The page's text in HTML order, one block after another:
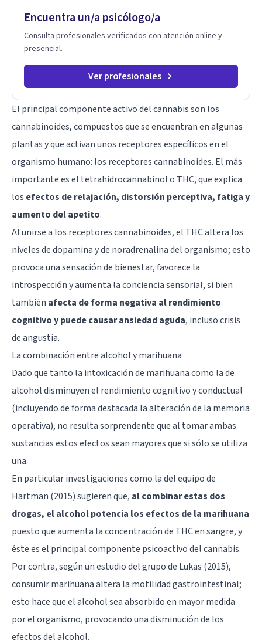
Encuentra un/a psicólogo/a
Consulta profesionales verificados con atención online y
presencial.
Ver profesionales
El principal componente activo del cannabis son los
cannabinoides, compuestos que se encuentran en algunas
plantas y que activan unos receptores específicos en el
organismo humano: los receptores cannabinoides. El más
importante es el tetrahidrocannabinol o THC, que explica
los efectos de relajación, distorsión perceptiva, fatiga y
aumento del apetito.
Al unirse a los receptores cannabinoides, el THC altera los
niveles dedopaminay de noradrenalina del organismo; esto
provoca una sensación de bienestar, favorece la
introspección y aumenta la conciencia sensorial, si bien
también afecta de forma negativa al rendimiento
cognitivo y puede causar ansiedad aguda, incluso crisis
de angustia.
La combinación entre alcohol y marihuana
Dado que tanto la intoxicación de marihuana como la de
alcohol disminuyen el rendimiento cognitivo y conductual
(incluyendo de forma destacada la alteración de la memoria
operativa), no resulta sorprendente que al tomar ambas
sustancias estos efectos sean mayores que si sólo se utiliza
una.
En particular investigaciones como la del equipo de
Hartman (2015) sugieren que, al combinar estas dos
drogas, el alcohol potencia los efectos de la marihuana
puesto que aumenta la concentración de THC en sangre, y
éste es el principal componente psicoactivo del cannabis.
Por contra, según un estudio del grupo de Lukas (2015),
consumir marihuana altera la motilidad gastrointestinal;
esto hace que el alcohol sea absorbido en mayor medida
por el organismo, provocando una disminución de los
efectos del alcohol.